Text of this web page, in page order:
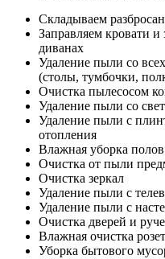
Складываем
Заправляем кровати
диванах
Удаление пыли со
(столы, тумбочки,
Очистка пылесосом
Удаление пыли со
Удаление пыли с
отопления
Влажная уборка полов
Очистка от пыли
Очистка зеркал
Удаление пыли с
Удаление пыли с
Очистка дверей и
Влажная очистка
Уборка бытового